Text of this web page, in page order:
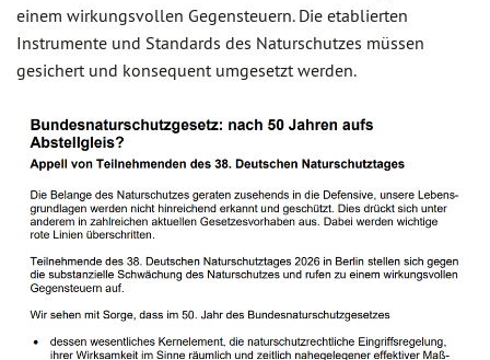
einem wirkungsvollen Gegensteuern. Die etablierten
Instrumente und Standards des Naturschutzes müssen
gesichert und konsequent umgesetzt werden.